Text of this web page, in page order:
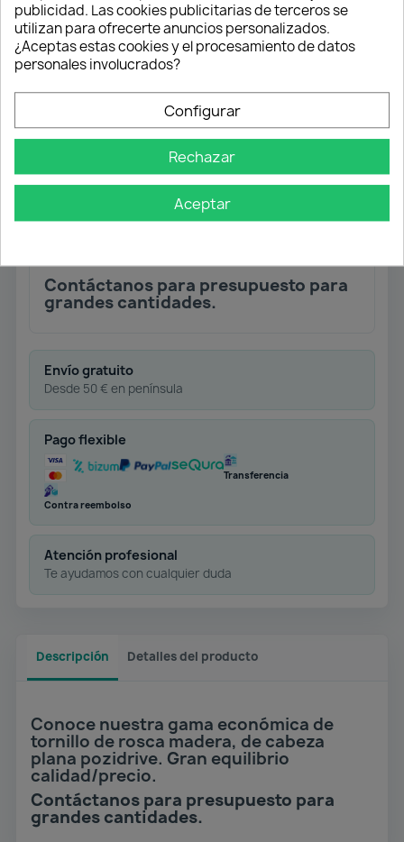
Tornillo Rosca Madera, Cabeza Plana
Acabado galvanizado.
Medida 4,0x25
Contáctanos para presupuesto para
grandes cantidades.
Envío gratuito
Desde 50 € en península
Pago flexible
Transferencia
Contra reembolso
Atención profesional
Te ayudamos con cualquier duda
Descripción Detalles del producto
Conoce nuestra gama económica de
tornillo de rosca madera, de cabeza
plana pozidrive. Gran equilibrio
calidad/precio.
Contáctanos para presupuesto para
grandes cantidades.
publicidad. Las cookies publicitarias de terceros se
utilizan para ofrecerte anuncios personalizados.
¿Aceptas estas cookies y el procesamiento de datos
personales involucrados?
Configurar
Rechazar
Aceptar